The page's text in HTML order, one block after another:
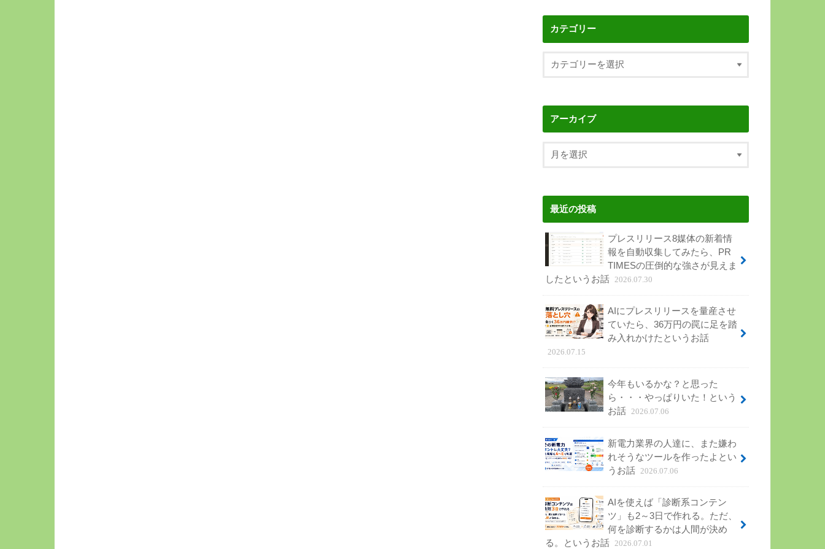
カテゴリー
アーカイブ
最近の投稿
プレスリリース8媒体の新着情
報を自動収集してみたら、PR
TIMESの圧倒的な強さが見えま
したというお話 2026.07.30
AIにプレスリリースを量産させ
ていたら、36万円の罠に足を踏
み入れかけたというお話
2026.07.15
今年もいるかな？と思った
ら・・・やっぱりいた！という
お話 2026.07.06
新電力業界の人達に、また嫌わ
れそうなツールを作ったよとい
うお話 2026.07.06
AIを使えば「診断系コンテン
ツ」も2～3日で作れる。ただ、
何を診断するかは人間が決め
る。というお話 2026.07.01